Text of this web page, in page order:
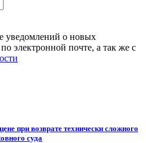
уведомлений о новых
электронной почте, а так же с
при возврате технически сложного
суда